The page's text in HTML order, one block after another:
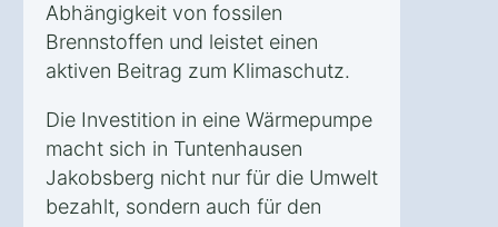
Abhängigkeit von fossilen
Brennstoffen und leistet einen
aktiven Beitrag zum Klimaschutz.
Die Investition in eine Wärmepumpe
macht sich in Tuntenhausen
Jakobsberg nicht nur für die Umwelt
bezahlt, sondern auch für den